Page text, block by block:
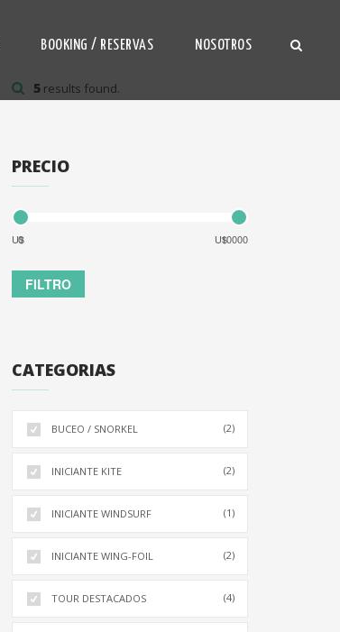
BOOKING / RESERVAS NOSOTROS
5results found.
PRECIO
U$ U$
CATEGORIAS
BUCEO / SNORKEL (2)
INICIANTE KITE (2)
INICIANTE WINDSURF (1)
INICIANTE WING-FOIL (2)
TOUR DESTACADOS (4)